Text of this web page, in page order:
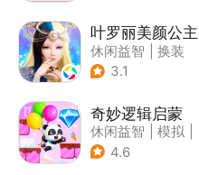
叶罗丽美颜公主
休闲益智
换装
| 动漫改编
3.1
奇妙逻辑启蒙
休闲益智 模拟
| 宝宝巴士
4.6